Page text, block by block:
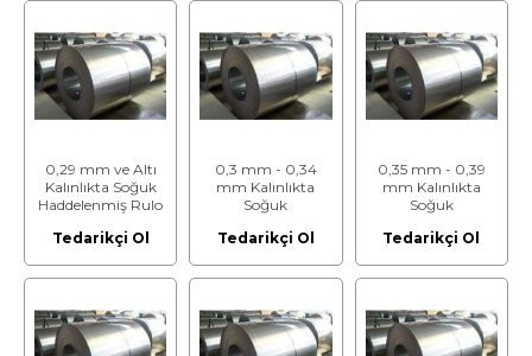
0,29 mm ve Altı
Kalınlıkta Soğuk
Haddelenmiş Rulo
1100 mm ve
Tedarikçi Ol
0,3 mm - 0,34
mm Kalınlıkta
Soğuk
Saclar - Genişliği
Altında Olan
Tedarikçi Ol
0,35 mm - 0,39
mm Kalınlıkta
Soğuk
Saclar - Genişliği
Altında Olan
Tedarikçi Ol